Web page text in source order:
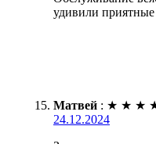
удивили
Матвей : ★ ★ ★
24.12.2024